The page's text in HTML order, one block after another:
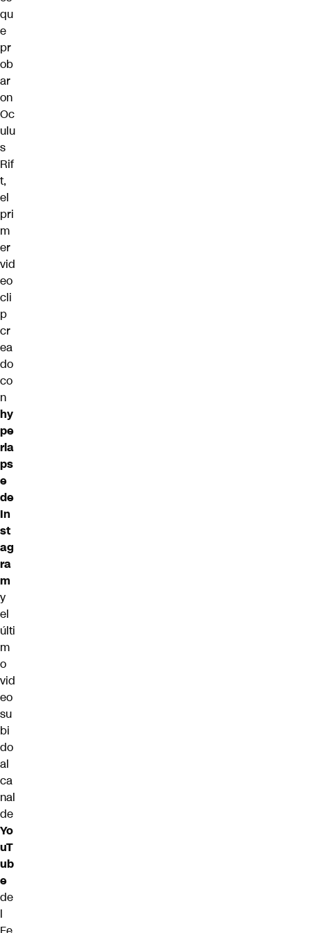
qu
e
pr
ob
ar
on
Oc
ulu
s
Rif
t,
el
pri
m
er
vid
eo
cli
p
cr
ea
do
co
n
hy
pe
rla
ps
e
de
In
st
ag
ra
m
y
el
últi
m
o
vid
eo
su
bi
do
al
ca
nal
de
Yo
uT
ub
e
de
l